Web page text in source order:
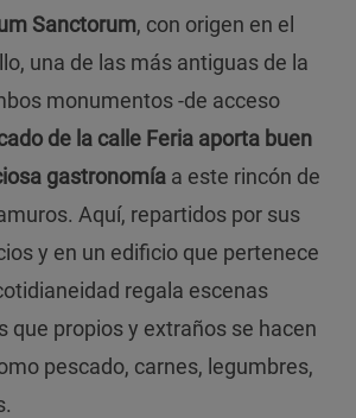
Sanctorum, con origen en el
una de las más antiguas de la
monumentos -de acceso
de la calle Feria aporta buen
gastronomía a este rincón de
Aquí, repartidos por sus
y en un edificio que pertenece
regala escenas
que propios y extraños se hacen
pescado, carnes, legumbres,